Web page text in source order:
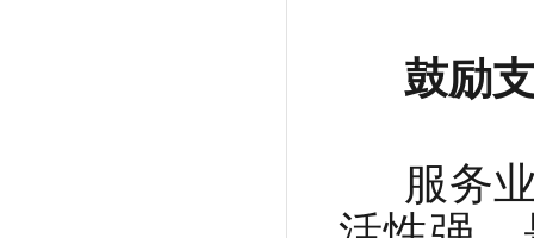
鼓励支
服务业